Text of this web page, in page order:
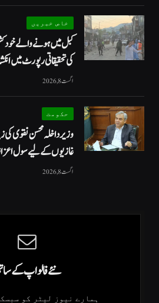
خاص خبریں
کبل میں ہونے والے
کی تحقیقاتی رپورٹ میں
اگست 8, 2026
حکومت
وزیرداخلہ محسن نقوی
غازیوں کے لیے سول
اگست 8, 2026
نئے فالو اپ کے
ہمارے نیوز لیٹر کو